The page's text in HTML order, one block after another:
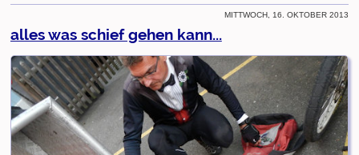
Mittwoch, 16. Oktober 2013
alles was schief gehen kann...